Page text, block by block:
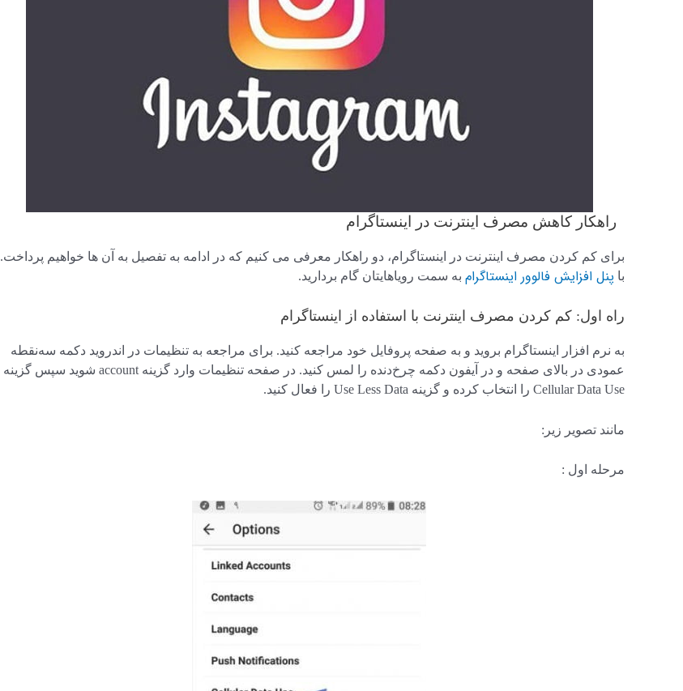
راهکار کاهش مصرف اینترنت در اینستاگرام
برای کم کردن مصرف اینترنت در اینستاگرام، دو راهکار معرفی می کنیم که در ادامه به تفصیل به آن ها خواهیم پرداخت.
با پنل افزایش فالوور اینستاگرام به سمت رویاهایتان گام بردارید.
راه اول: کم کردن مصرف اینترنت با استفاده از اینستاگرام
به نرم افزار اینستاگرام بروید و به صفحه پروفایل خود مراجعه کنید. برای مراجعه به تنظیمات در اندروید دکمه سه‌نقطه
عمودی در بالای صفحه و در آیفون دکمه چرخ‌دنده را لمس کنید. در صفحه تنظیمات وارد گزینه account شوید سپس گزینه
Cellular Data Use را انتخاب کرده و گزینه Use Less Data را فعال کنید.
مانند تصویر زیر:
مرحله اول :